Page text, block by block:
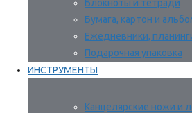
Блокноты и тетради
Бумага, картон и
Ежедневники,
Подарочная упаковка
ИНСТРУМЕНТЫ
Канцелярские ножи и